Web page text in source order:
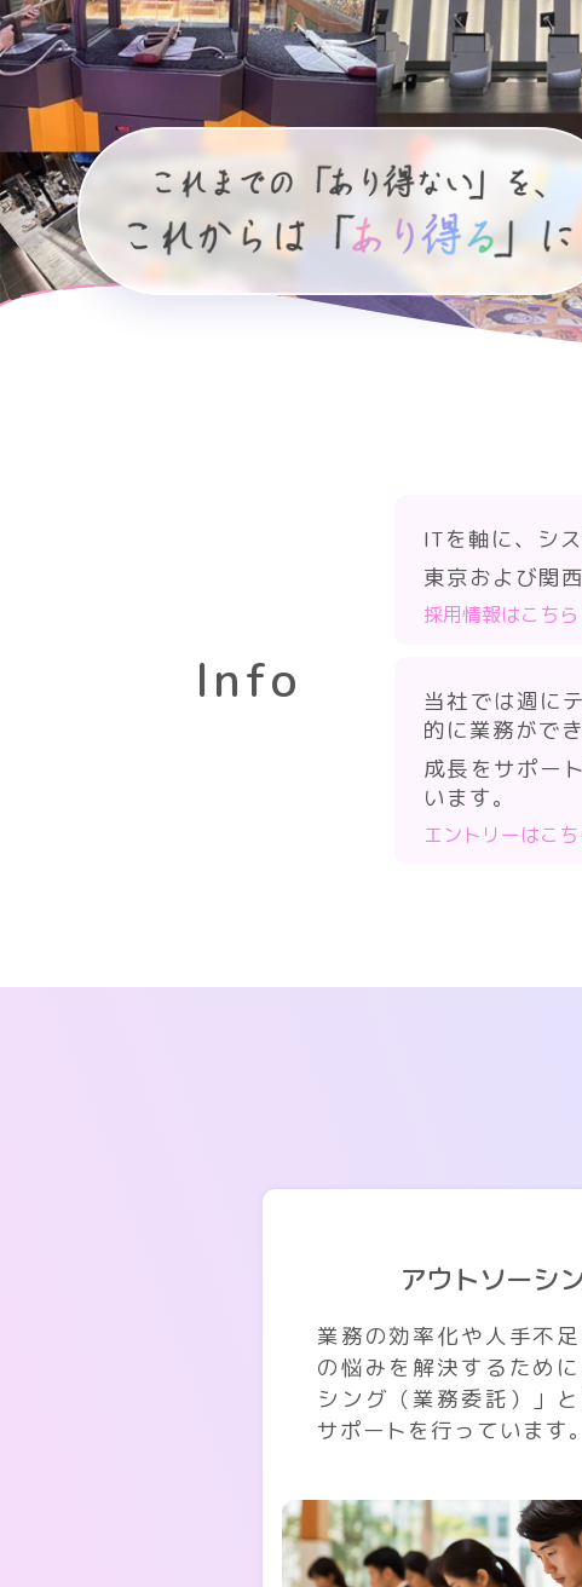
Info
ITを軸に、シ
東京および関
採用情報はこちら
当社では週に
的に業務がで
成長をサポー
います。
エントリーはこち
アウトソーシ
業務の効率化や人手不
の悩みを解決するため
シング（業務委託）」
サポートを行っています。